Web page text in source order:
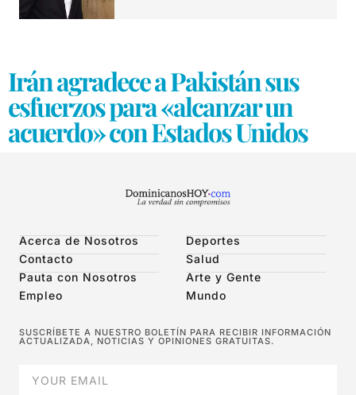
Irán agradece a Pakistán sus
esfuerzos para «alcanzar un
acuerdo» con Estados Unidos
Acerca de Nosotros
Contacto
Pauta con Nosotros
Empleo
Deportes
Salud
Arte y Gente
Mundo
SUSCRÍBETE A NUESTRO BOLETÍN PARA RECIBIR INFORMACIÓN
ACTUALIZADA, NOTICIAS Y OPINIONES GRATUITAS.